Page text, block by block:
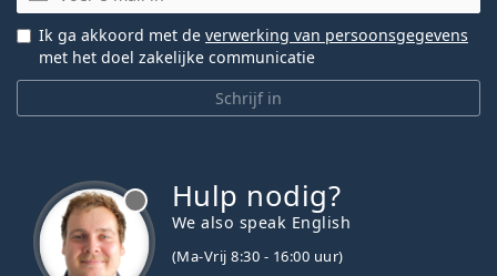
Schrijf in
Ik ga akkoord met de verwerking van persoonsgegevens
met het doel zakelijke communicatie
Hulp nodig?
We also speak English
(Ma-Vrij 8:30 - 16:00 uur)